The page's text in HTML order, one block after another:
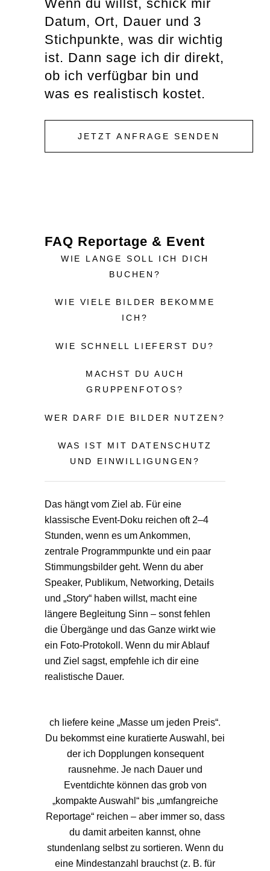
Wenn du willst, schick mir
Datum, Ort, Dauer und 3
Stichpunkte, was dir wichtig
ist. Dann sage ich dir direkt,
ob ich verfügbar bin und
was es realistisch kostet.
JETZT ANFRAGE SENDEN
FAQ Reportage & Event
WIE LANGE SOLL ICH DICH
BUCHEN?
WIE VIELE BILDER BEKOMME
ICH?
WIE SCHNELL LIEFERST DU?
MACHST DU AUCH
GRUPPENFOTOS?
WER DARF DIE BILDER NUTZEN?
WAS IST MIT DATENSCHUTZ
UND EINWILLIGUNGEN?
Das hängt vom Ziel ab. Für eine
klassische Event-Doku reichen oft 2–4
Stunden, wenn es um Ankommen,
zentrale Programmpunkte und ein paar
Stimmungsbilder geht. Wenn du aber
Speaker, Publikum, Networking, Details
und „Story“ haben willst, macht eine
längere Begleitung Sinn – sonst fehlen
die Übergänge und das Ganze wirkt wie
ein Foto-Protokoll. Wenn du mir Ablauf
und Ziel sagst, empfehle ich dir eine
realistische Dauer.
ch liefere keine „Masse um jeden Preis“.
Du bekommst eine kuratierte Auswahl, bei
der ich Dopplungen konsequent
rausnehme. Je nach Dauer und
Eventdichte können das grob von
„kompakte Auswahl“ bis „umfangreiche
Reportage“ reichen – aber immer so, dass
du damit arbeiten kannst, ohne
stundenlang selbst zu sortieren. Wenn du
eine Mindestanzahl brauchst (z. B. für